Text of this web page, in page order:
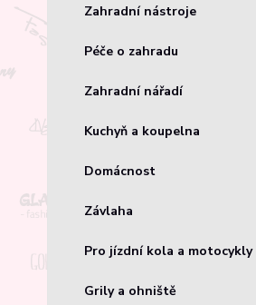
Zahradní nástroje
Péče o zahradu
Zahradní nářadí
Kuchyň a koupelna
Domácnost
Závlaha
Pro jízdní kola a motocykly
Grily a ohniště